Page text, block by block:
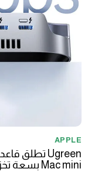
APPLE
Mac mini بسعة تخزين 8TB